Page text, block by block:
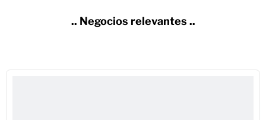
.. Negocios relevantes ..